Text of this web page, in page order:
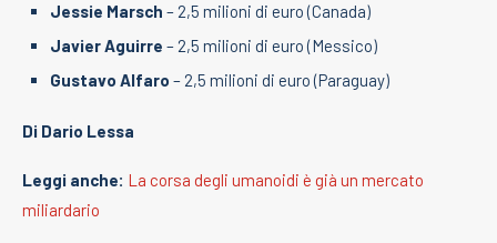
Jessie Marsch – 2,5 milioni di euro (Canada)
Javier Aguirre – 2,5 milioni di euro (Messico)
Gustavo Alfaro – 2,5 milioni di euro (Paraguay)
Di Dario Lessa
Leggi anche: La corsa degli umanoidi è già un mercato
miliardario